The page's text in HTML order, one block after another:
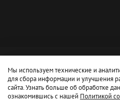
Мы используем технические и
для сбора информации и улучшения
сайта. Узнать больше об обработке
ознакомившись с нашей Политикой